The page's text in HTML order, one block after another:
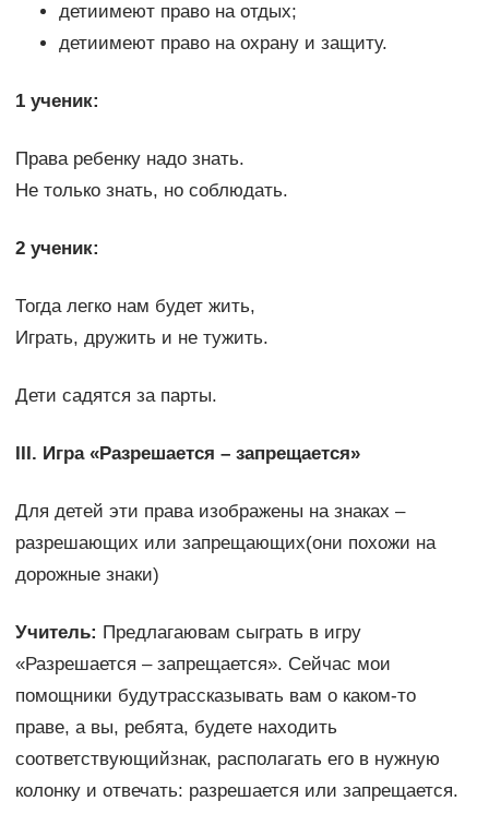
детиимеют право на отдых;
детиимеют право на охрану и защиту.
1 ученик:
Права ребенку надо знать.
Не только знать, но соблюдать.
2 ученик:
Тогда легко нам будет жить,
Играть, дружить и не тужить.
Дети садятся за парты.
III. Игра «Разрешается – запрещается»
Для детей эти права изображены на знаках –
разрешающих или запрещающих(они похожи на
дорожные знаки)
Учитель: Предлагаювам сыграть в игру
«Разрешается – запрещается». Сейчас мои
помощники будутрассказывать вам о каком-то
праве, а вы, ребята, будете находить
соответствующийзнак, располагать его в нужную
колонку и отвечать: разрешается или запрещается.